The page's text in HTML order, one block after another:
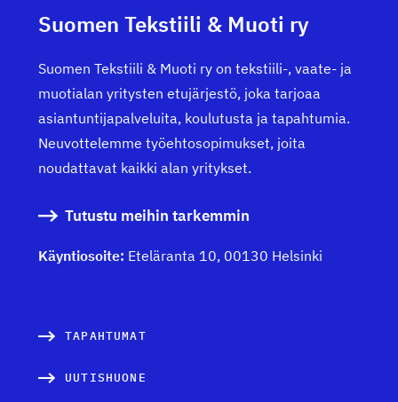
Suomen Tekstiili & Muoti ry
Suomen Tekstiili & Muoti ry on tekstiili-, vaate- ja
muotialan yritysten etujärjestö, joka tarjoaa
asiantuntijapalveluita, koulutusta ja tapahtumia.
Neuvottelemme työehtosopimukset, joita
noudattavat kaikki alan yritykset.
Tutustu meihin tarkemmin
Käyntiosoite: Eteläranta 10, 00130 Helsinki
TAPAHTUMAT
UUTISHUONE